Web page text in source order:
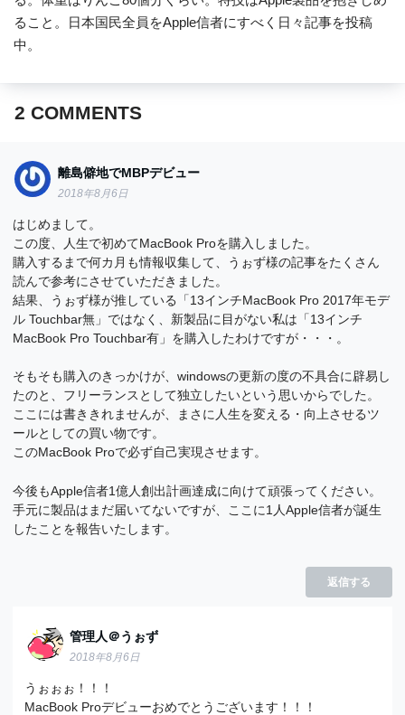
ること。日本国民全員をApple信者にすべく日々記事を投稿
中。
2 COMMENTS
離島僻地でMBPデビュー
2018年8月6日
はじめまして。
この度、人生で初めてMacBook Proを購入しました。
購入するまで何カ月も情報収集して、うぉず様の記事をたくさん
読んで参考にさせていただきました。
結果、うぉず様が推している「13インチMacBook Pro 2017年モデ
ル Touchbar無」ではなく、新製品に目がない私は「13インチ
MacBook Pro Touchbar有」を購入したわけですが・・・。
そもそも購入のきっかけが、windowsの更新の度の不具合に辟易し
たのと、フリーランスとして独立したいという思いからでした。
ここには書ききれませんが、まさに人生を変える・向上させるツ
ールとしての買い物です。
このMacBook Proで必ず自己実現させます。
今後もApple信者1億人創出計画達成に向けて頑張ってください。
手元に製品はまだ届いてないですが、ここに1人Apple信者が誕生
したことを報告いたします。
返信する
管理人＠うぉず
2018年8月6日
うぉぉぉ！！！
MacBook Proデビューおめでとうございます！！！